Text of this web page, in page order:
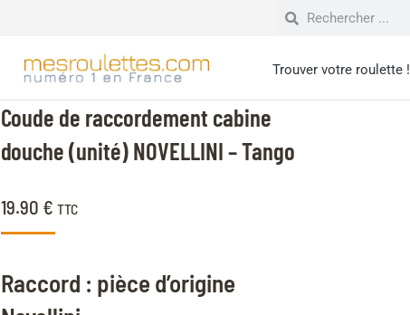
Trouver votre roulette !
Coude de raccordement cabine
douche (unité) NOVELLINI – Tango
19.90 € TTC
Raccord : pièce d’origine